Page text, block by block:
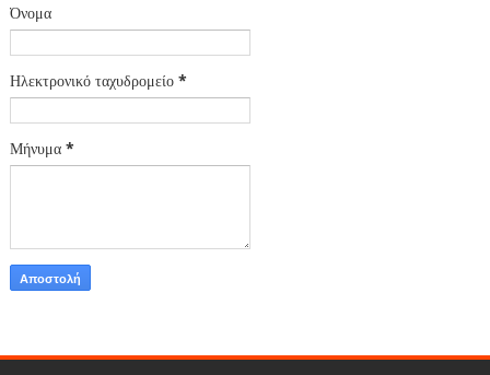
Όνομα
Ηλεκτρονικό ταχυδρομείο *
Μήνυμα *